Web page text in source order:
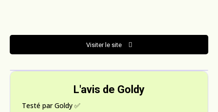
Visiter le site
L'avis de Goldy
Testé par Goldy ✅